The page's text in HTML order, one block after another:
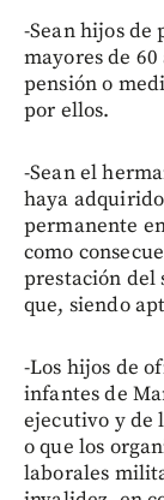
-Sean hijos de
mayores de
pensión o
por ellos.
-Sean el
haya
permanente
como
prestación
que, siendo
-Los hijos de
infantes de
ejecutivo y de
o que los
laborales